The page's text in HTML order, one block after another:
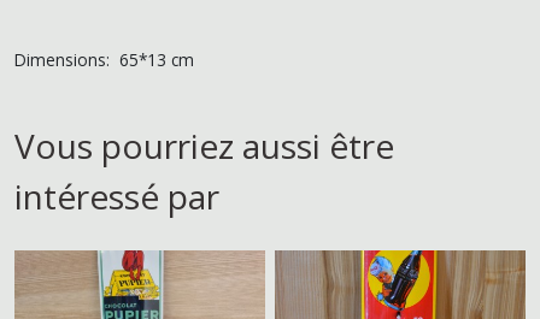
Dimensions: 65*13 cm
Vous pourriez aussi être
intéressé par